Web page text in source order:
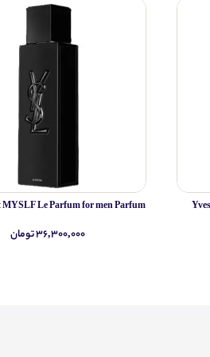
۳۶,۳۰۰,۰۰۰ تومان